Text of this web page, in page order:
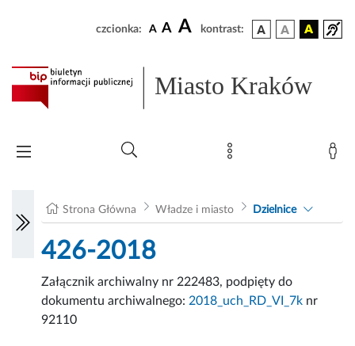
czcionka: A A A kontrast:
Miasto Kraków
Strona Główna Władze i miasto Dzielnice
426-2018
Załącznik archiwalny nr 222483, podpięty do
dokumentu archiwalnego: 2018_uch_RD_VI_7k nr
92110